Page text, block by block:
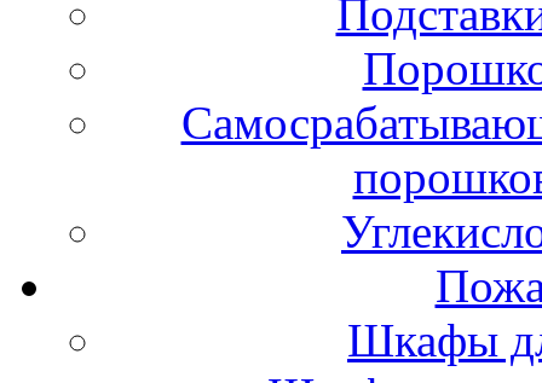
Шкафы